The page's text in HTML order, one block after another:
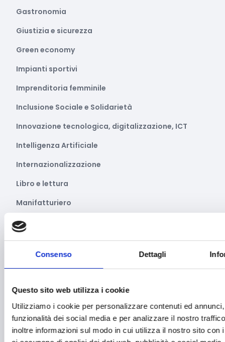
Consenso Dettagli
Questo sito web utilizza i cookie
Utilizziamo i cookie per personalizzare contenuti ed
funzionalità dei social media e per analizzare il nostro
inoltre informazioni sul modo in cui utilizza il nostro sito con
Gastronomia
Giustizia e sicurezza
Green economy
Impianti sportivi
Imprenditoria femminile
Inclusione Sociale e Solidarietà
Innovazione tecnologica, digitalizzazione, ICT
Intelligenza Artificiale
Internazionalizzazione
Libro e lettura
Manifatturiero
Manifestazioni culturali
Manifestazioni Sportive
Marginalità sociale
Migrazione e sviluppo